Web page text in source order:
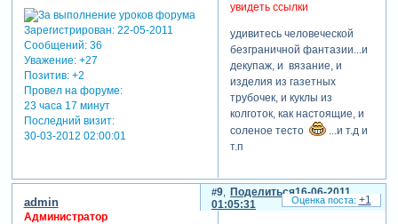
Зарегистрирован: 22-05-2011
Сообщений:36
Уважение: +27
Позитив: +2
Провел на форуме:
23 часа 17 минут
Последний визит:
30-03-2012 02:00:01
увидеть ссылки
удивитесь человеческой
безграничной фантазии...и
декупаж, и вязание, и
изделия из газетных
трубочек, и куклы из
колготок, как настоящие, и
соленое тесто
...и т.д и
т.п
Поделиться
9
16-06-2011
01:05:31
admin
Администратор
+1